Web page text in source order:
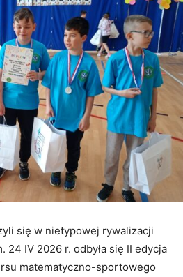
się w nietypowej rywalizacji
24 IV 2026 r. odbyła się II edycja
matematyczno-sportowego